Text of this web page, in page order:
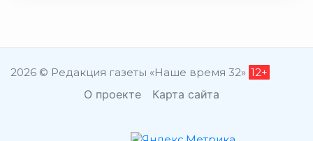
2026 © Редакция газеты «Наше время 32» 12+
О проекте Карта сайта